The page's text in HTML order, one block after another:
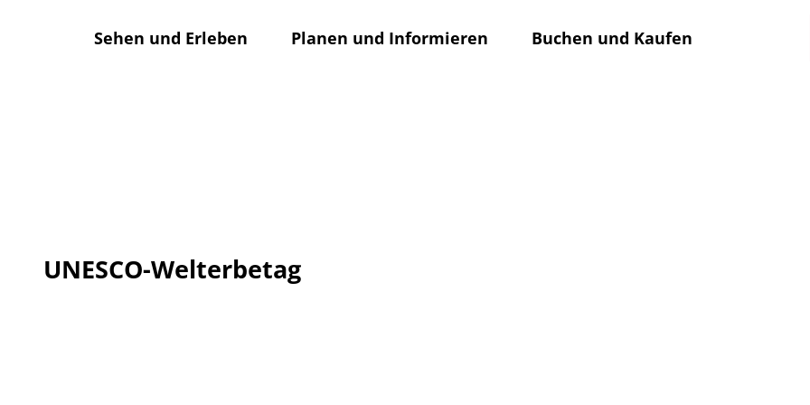
Sehen und Erleben Planen und Informieren Buchen und Kaufen
UNESCO-Welterbetag